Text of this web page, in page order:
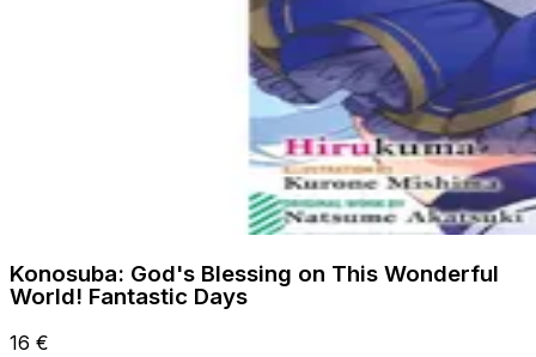
Konosuba: God's Blessing on This Wonderful
World! Fantastic Days
16 €